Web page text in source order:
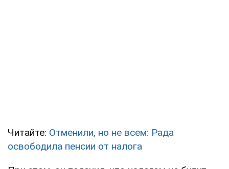
Читайте: Отменили, но не всем: Рада
освободила пенсии от налога